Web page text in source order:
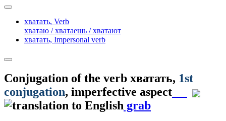
хватать, Verb
хватаю / хватаешь / хватают
хватать, Impersonal verb
Conjugation of the verb хватать, 1st
conjugation, imperfective aspect
grab